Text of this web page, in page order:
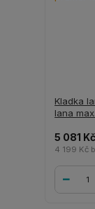
Kladka
lana
5 081
4 199 Kč